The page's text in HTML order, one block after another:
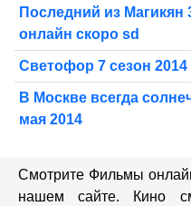
Последний из Магикян
онлайн скоро sd
Светофор 7 сезон
В Москве всегда
мая 2014
Смотрите Фильмы
нашем сайте. Кино